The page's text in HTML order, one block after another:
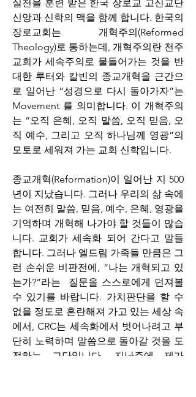
실천을 훈련 받은 한국 장로교 고신교단
신앙과 신학의 맥을 함께 합니다. 한국의
장로교회는 개혁주의(Reformed
Theology)로 통하는데, 개혁주의란 천주
교회가 세속주의로 물들어가는 것을 반
대한 루터와 칼빈의 종교개혁을 근간으
로 일어난 “성경으로 다시 돌아가자”는
Movement 를 의미합니다. 이 개혁주의
는 “오직 은혜, 오직 말씀, 오직 믿음, 오
직 예수, 그리고 오직 하나님께 영광”의
모토로 세워져 가는 교회 신학입니다.
종교개혁(Reformation)이 일어난 지 500
년이 지났습니다. 그러나 우리의 삶 속에
는 여전히 말씀, 믿음, 예수, 은혜, 영광을
기억하며 개혁해 나가야 할 것들이 많습
니다. 교회가 세속화 되어 간다고 말들
합니다. 그러나 엘드림 가족들 만큼은 그
런 손쉬운 비판전에, “나는 개혁되고 있
는가?”라는  질문을 스스로에게 던져볼
수 있기를 바랍니다. 가치판단을 할 수
없을 정도로 혼란해져 가고 있는 세상 속
에서, CRC는 세속화에서 벗어나려고 부
단히 노력하며 말씀으로 돌아갈 것을 도
전하는 교단입니다. 지난주에 제가